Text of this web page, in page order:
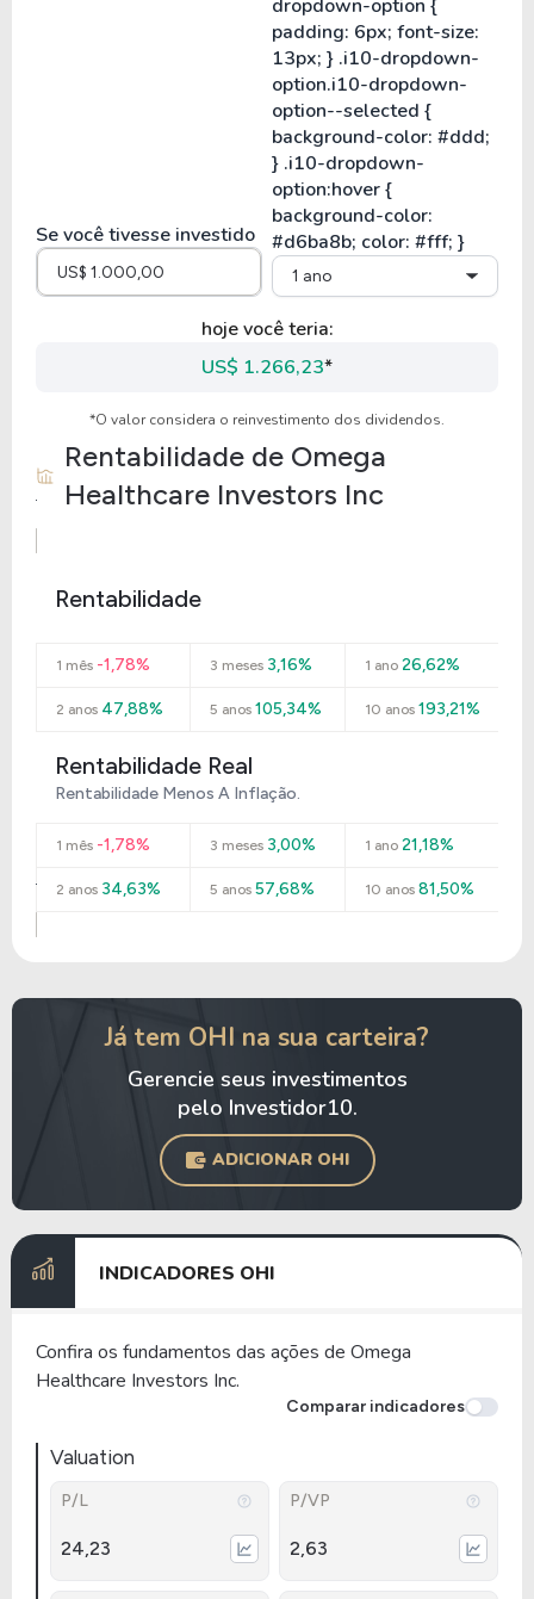
Se você tivesse investido
1 ano
hoje você teria:
US$ 1.266,23*
*O valor considera o reinvestimento dos dividendos.
Rentabilidade de Omega
Healthcare Investors Inc
Rentabilidade
1 mês -1,78% 3 meses 3,16% 1 ano26,62%
2 anos 47,88% 5 anos 105,34% 10 anos193,21%
Rentabilidade Real
Rentabilidade Menos A Inflação.
1 mês -1,78% 3 meses 3,00% 1 ano21,18%
2 anos 34,63% 5 anos 57,68% 10 anos81,50%
Já tem OHI na sua carteira?
Gerencie seus investimentos
pelo Investidor10.
ADICIONAR OHI
INDICADORES OHI
Confira os fundamentos das ações de Omega
Healthcare Investors Inc.
Comparar indicadores
Valuation
P/L
24,23
P/VP
2,63